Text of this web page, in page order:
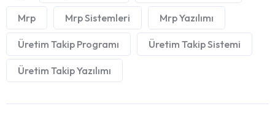
Mrp Mrp Sistemleri Mrp Yazılımı
Üretim Takip Programı Üretim Takip Sistemi
Üretim Takip Yazılımı